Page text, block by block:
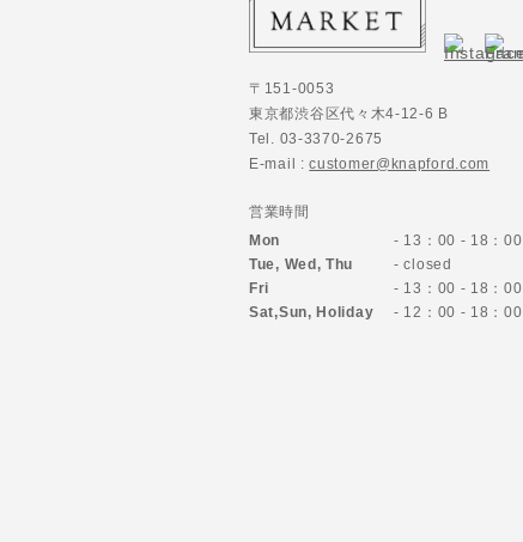
〒151-0053
東京都渋谷区代々木4-12-6 B
Tel. 03-3370-2675
E-mail :customer@knapford.com
営業時間
Mon
- 13：00 - 18：00
Tue, Wed, Thu
- closed
Fri
- 13：00 - 18：00
Sat,Sun,Holiday - 12：00 - 18：00